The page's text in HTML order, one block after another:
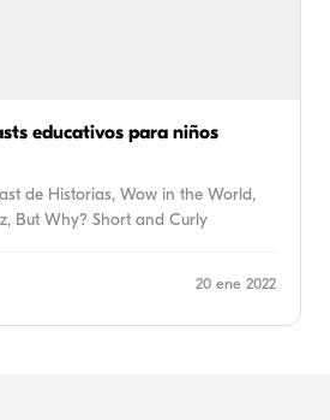
educativos para niños
de Historias, Wow in the World,
But Why? Short and Curly
20 ene 2022